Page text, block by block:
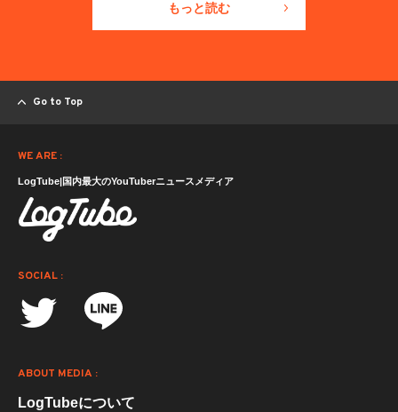
もっと読む
Go to Top
WE ARE :
LogTube|国内最大のYouTuberニュースメディア
SOCIAL :
ABOUT MEDIA :
LogTubeについて